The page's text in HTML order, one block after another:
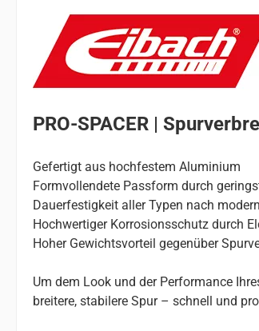
PRO-SPACER |
Gefertigt aus hochfestem Aluminium
Formvollendete Passform durch
Dauerfestigkeit aller Typen nach
Hochwertiger Korrosionsschutz durch
Hoher Gewichtsvorteil gegenüber
Um dem Look und der Performance
breitere, stabilere Spur – schnell und